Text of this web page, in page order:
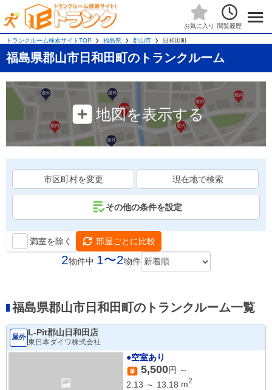
お気に入り 閲覧履歴
トランクルーム検索サイトTOP 福島県 郡山市 日和田町
福島県郡山市日和田町のトランクルーム
地図を表示する
市区町村を変更 現在地で検索
その他の条件を設定
満室を除く 部屋ごとに比較
2物件中 1〜2物件
福島県郡山市日和田町のトランクルーム一覧
屋外 L-Pit郡山日和田店
東日本ダイワ株式会社
●空室あり
5,500円 ～
2.13 ～ 13.18 m2